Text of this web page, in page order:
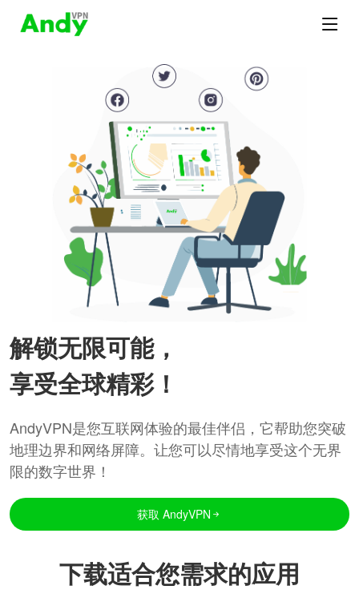
解锁无限可能，
享受全球精彩！
AndyVPN是您互联网体验的最佳伴侣，它帮助您突破
地理边界和网络屏障。让您可以尽情地享受这个无界
限的数字世界！
获取 AndyVPN
下载适合您需求的应用